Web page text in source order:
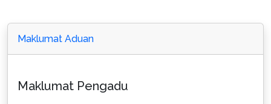
Maklumat Aduan
Maklumat Pengadu